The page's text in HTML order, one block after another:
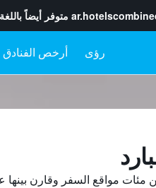
متوفر أيضاً
رؤى أرخص الفنادق
مواقع السفر وقارن بينها